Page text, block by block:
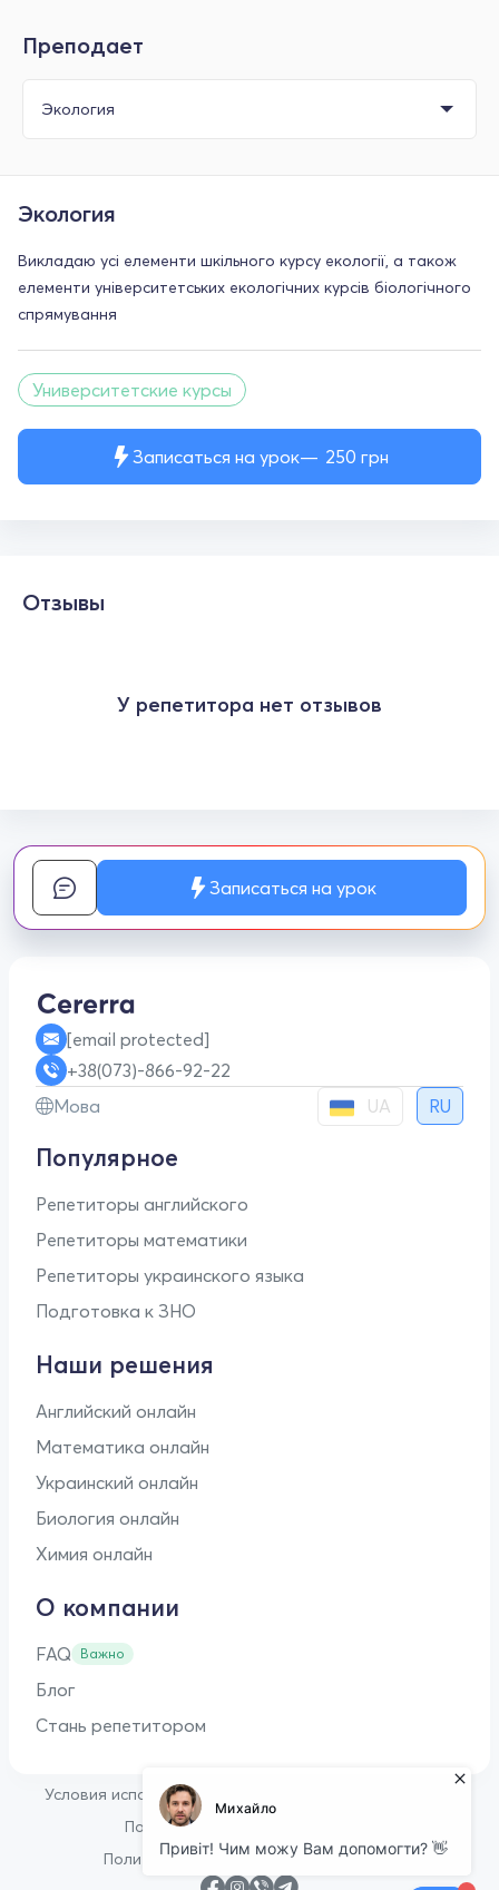
Преподает
Записаться на урок 250 грн
Экология
Викладаю усі елементи шкільного курсу екології, а також
елементи університетських екологічних курсів біологічного
спрямування
Университетские курсы
Отзывы
У репетитора нет отзывов
Записаться на урок
[email protected]
+38(073)-866-92-22
Мова
UA RU
Популярное
Репетиторы английского
Репетиторы математики
Репетиторы украинского языка
Подготовка к ЗНО
Наши решения
Английский онлайн
Математика онлайн
Украинский онлайн
Биология онлайн
Химия онлайн
О компании
FAQ Важно
Блог
Стань репетитором
Условия использования
Политика конфиденциальности
Политика в отношении файлов cookie